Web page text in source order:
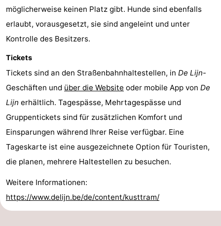
möglicherweise keinen Platz gibt. Hunde sind ebenfalls
erlaubt, vorausgesetzt, sie sind angeleint und unter
Kontrolle des Besitzers.
Tickets
Tickets sind an den Straßenbahnhaltestellen, in De Lijn-
Geschäften und über die Website oder mobile App von De
Lijn erhältlich. Tagespässe, Mehrtagespässe und
Gruppentickets sind für zusätzlichen Komfort und
Einsparungen während Ihrer Reise verfügbar. Eine
Tageskarte ist eine ausgezeichnete Option für Touristen,
die planen, mehrere Haltestellen zu besuchen.
Weitere Informationen:
https://www.delijn.be/de/content/kusttram/